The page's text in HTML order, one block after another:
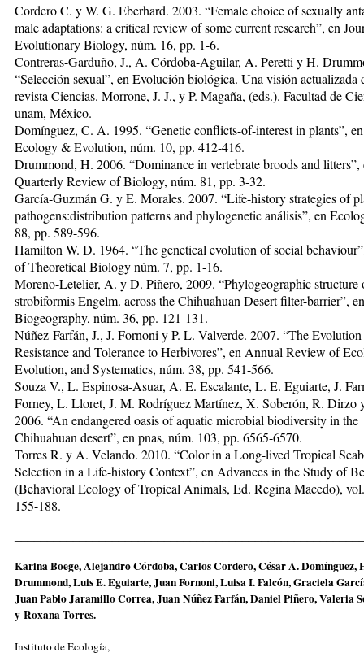
Cordero C. y W. G. Eberhard. 2003. “Female choice of sexually
male adaptations: a critical review of some current research”, en
Evolutionary Biology, núm. 16, pp. 1-6.
Contreras-Garduño, J., A. Córdoba-Aguilar, A. Peretti y H.
“Selección sexual”, en Evolución biológica. Una visión actualizada
revista Ciencias. Morrone, J. J., y P. Magaña, (eds.). Facultad de
unam, México.
Domínguez, C. A. 1995. “Genetic conflicts-of-interest in plants”,
Ecology & Evolution, núm. 10, pp. 412-416.
Drummond, H. 2006. “Dominance in vertebrate broods and litters”,
Quarterly Review of Biology, núm. 81, pp. 3-32.
García-Guzmán G. y E. Morales. 2007. “Life-history strategies of
pathogens:distribution patterns and phylogenetic análisis”, en
88, pp. 589-596.
Hamilton W. D. 1964. “The genetical evolution of social
of Theoretical Biology núm. 7, pp. 1-16.
Moreno-Letelier, A. y D. Piñero, 2009. “Phylogeographic structure
strobiformis Engelm. across the Chihuahuan Desert filter-barrier”,
Biogeography, núm. 36, pp. 121-131.
Núñez-Farfán, J., J. Fornoni y P. L. Valverde. 2007. “The
Resistance and Tolerance to Herbivores”, en Annual Review of
Evolution, and Systematics, núm. 38, pp. 541-566.
Souza V., L. Espinosa-Asuar, A. E. Escalante, L. E. Eguiarte, J.
Forney, L. Lloret, J. M. Rodríguez Martínez, X. Soberón, R. Dirzo
2006. “An endangered oasis of aquatic microbial biodiversity in the
Chihuahuan desert”, en pnas, núm. 103, pp. 6565-6570.
Torres R. y A. Velando. 2010. “Color in a Long-lived Tropical
Selection in a Life-history Context”, en Advances in the Study of
(Behavioral Ecology of Tropical Animals, Ed. Regina Macedo),
155-188.
Karina Boege, Alejandro Córdoba, Carlos Cordero, César A. Domínguez,
Drummond, Luis E. Eguiarte, Juan Fornoni, Luisa I. Falcón, Graciela
Juan Pablo Jaramillo Correa, Juan Núñez Farfán, Daniel Piñero, Valeria
y Roxana Torres.
Instituto de Ecología,